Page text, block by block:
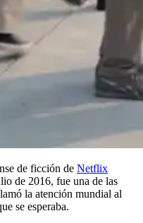
de ficción de Netflix
de 2016, fue una de las
la atención mundial al
se esperaba.